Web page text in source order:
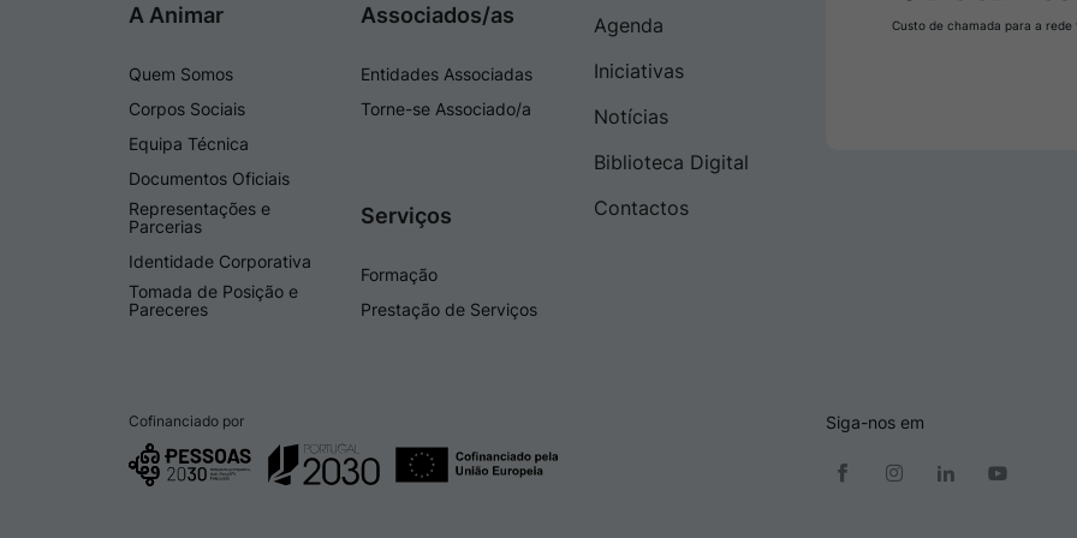
A Animar
Quem Somos
Corpos Sociais
Equipa Técnica
Documentos Oficiais
Representações e
Parcerias
Identidade Corporativa
Tomada de Posição e
Pareceres
Associados/as
Entidades Associadas
Torne-se Associado/a
Serviços
Formação
Prestação de Serviços
Agenda
Iniciativas
Notícias
Biblioteca Digital
Contactos
Custo de chamada para a rede
Cofinanciado por Siga-nos em